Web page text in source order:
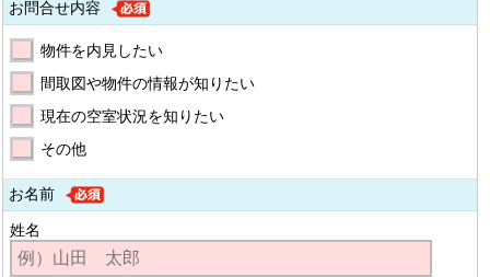
お問合せ内容
物件を内見したい
間取図や物件の情報が知りたい
現在の空室状況を知りたい
その他
お名前
姓名